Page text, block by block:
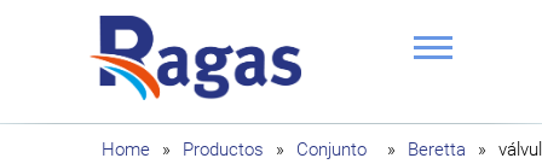
Ragas
Home » Productos »
Conjunto
» Beretta »